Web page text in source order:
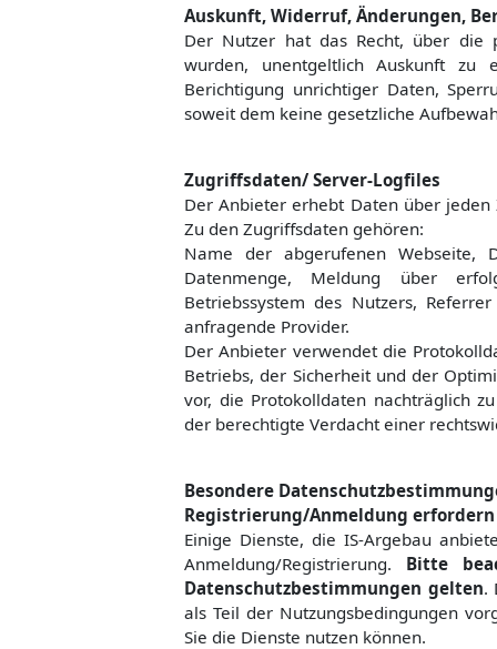
Auskunft, Widerruf, Änderungen,
Der Nutzer hat das Recht, über die
wurden, unentgeltlich Auskunft zu
Berichtigung unrichtiger Daten,
soweit dem keine gesetzliche
Zugriffsdaten/ Server-Logfiles
Der Anbieter erhebt Daten über
Zu den Zugriffsdaten gehören:
Name der abgerufenen Webseite,
Datenmenge, Meldung über
Betriebssystem des Nutzers,
anfragende Provider.
Der Anbieter verwendet die
Betriebs, der Sicherheit und der
vor, die Protokolldaten nachträglich
der berechtigte Verdacht einer
Besondere
Registrierung/Anmeldung erfordern
Einige Dienste, die IS-Argebau
Anmeldung/Registrierung. Bitte
Datenschutzbestimmungen gelten.
als Teil der Nutzungsbedingungen
Sie die Dienste nutzen können.